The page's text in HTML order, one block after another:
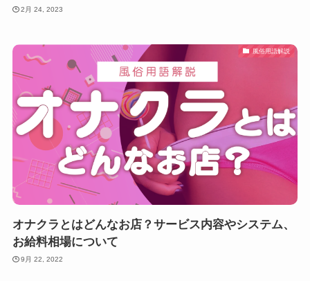
2月 24, 2023
風俗用語解説
オナクラとはどんなお店？サービス内容やシステム、
お給料相場について
9月 22, 2022